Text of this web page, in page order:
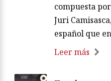
compuesta
Juri
español que
Leer más